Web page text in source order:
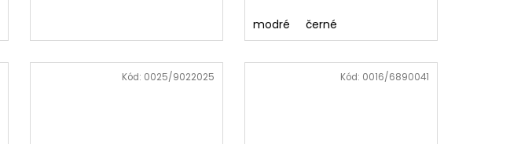
modré černé
Kód: 0025/9022025 Kód: 0016/6890041